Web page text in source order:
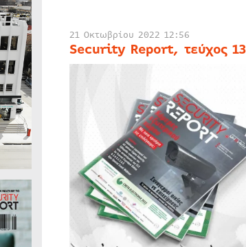
21 Οκτωβρίου 2022 12:56
Security Report, τεύχος